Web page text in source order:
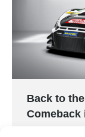
Back to
Comeback